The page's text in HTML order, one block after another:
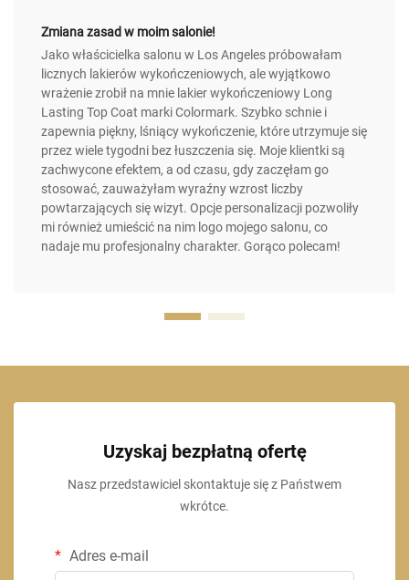
Zmiana zasad w moim salonie!
Jako właścicielka salonu w Los Angeles próbowałam
licznych lakierów wykończeniowych, ale wyjątkowo
wrażenie zrobił na mnie lakier wykończeniowy Long
Lasting Top Coat marki Colormark. Szybko schnie i
zapewnia piękny, lśniący wykończenie, które utrzymuje się
przez wiele tygodni bez łuszczenia się. Moje klientki są
zachwycone efektem, a od czasu, gdy zaczęłam go
stosować, zauważyłam wyraźny wzrost liczby
powtarzających się wizyt. Opcje personalizacji pozwoliły
mi również umieścić na nim logo mojego salonu, co
nadaje mu profesjonalny charakter. Gorąco polecam!
Uzyskaj bezpłatną ofertę
Nasz przedstawiciel skontaktuje się z Państwem
wkrótce.
Adres e-mail